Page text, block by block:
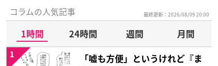
コラムの人気記事 最終更新：2026/08/09 20:00
1時間 24時間 週間
月間
「嘘も方便」というけれど『ま
1